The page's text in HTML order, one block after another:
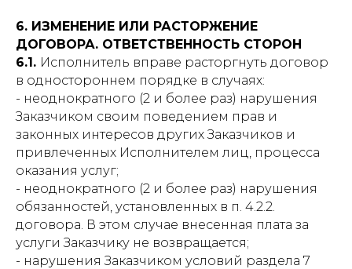
6. ИЗМЕНЕНИЕ ИЛИ РАСТОРЖЕНИЕ
ДОГОВОРА. ОТВЕТСТВЕННОСТЬ СТОРОН
6.1. Исполнитель вправе расторгнуть договор
в одностороннем порядке в случаях:
- неоднократного (2 и более раз) нарушения
Заказчиком своим поведением прав и
законных интересов других Заказчиков и
привлеченных Исполнителем лиц, процесса
оказания услуг;
- неоднократного (2 и более раз) нарушения
обязанностей, установленных в п. 4.2.2.
договора. В этом случае внесенная плата за
услуги Заказчику не возвращается;
- нарушения Заказчиком условий раздела 7